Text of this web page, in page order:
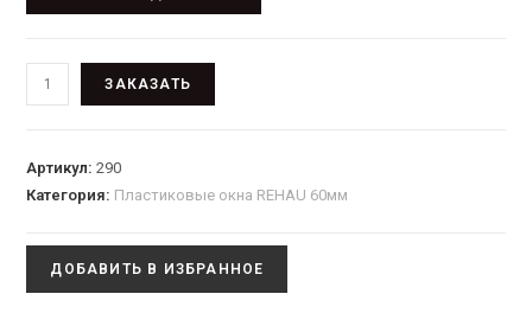
ЗАКАЗАТЬ
Артикул:290
Категория: Пластиковые окна REHAU 60мм
ДОБАВИТЬ В ИЗБРАННОЕ